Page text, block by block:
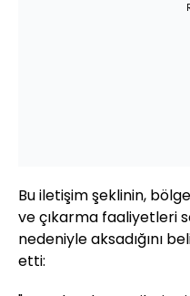
Bu iletişim şeklinin,
ve çıkarma faaliyetleri
nedeniyle aksadığını
etti: